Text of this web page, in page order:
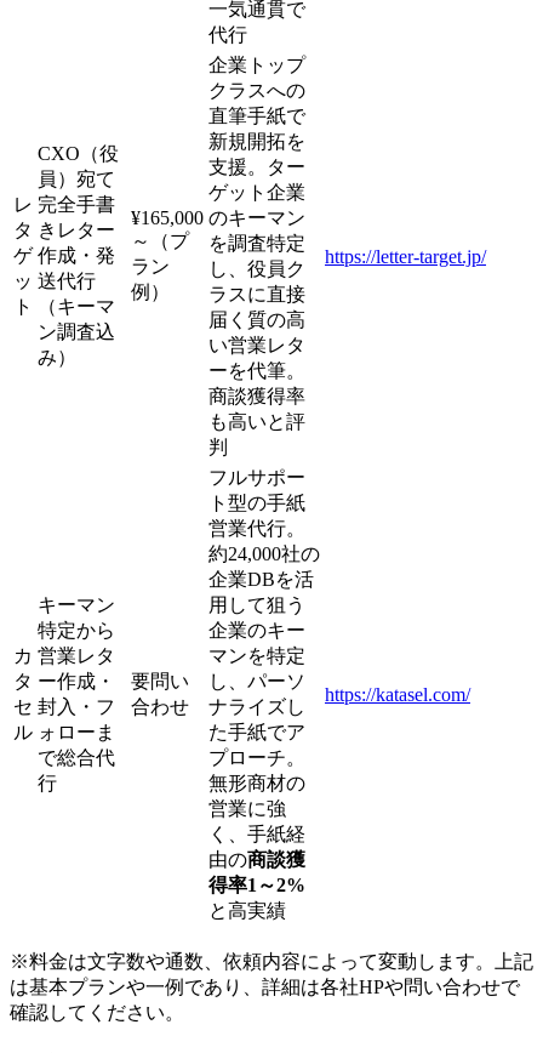
一気通貫で
代行
レ
タ
ゲ
ッ
ト
CXO（役
員）宛て
完全手書
きレター
作成・発
送代行
（キーマ
ン調査込
み）
¥165,000
～（プ
ラン
例）
企業トップ
クラスへの
直筆手紙で
新規開拓を
支援。ター
ゲット企業
のキーマン
を調査特定
し、役員ク
ラスに直接
届く質の高
い営業レタ
ーを代筆。
商談獲得率
も高いと評
判
https://letter-target.jp/
カ
タ
セ
ル
キーマン
特定から
営業レタ
ー作成・
封入・フ
ォローま
で総合代
行
要問い
合わせ
フルサポー
ト型の手紙
営業代行。
約24,000社の
企業DBを活
用して狙う
企業のキー
マンを特定
し、パーソ
ナライズし
た手紙でア
プローチ。
無形商材の
営業に強
く、手紙経
由の商談獲
得率1～2%
と高実績
https://katasel.com/
※料金は文字数や通数、依頼内容によって変動します。上記
は基本プランや一例であり、詳細は各社HPや問い合わせで
確認してください。​